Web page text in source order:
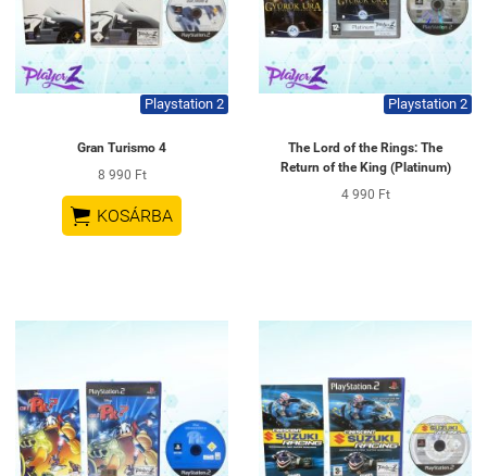
Playstation 2
Gran Turismo 4
8 990 Ft
 KOSÁRBA
Playstation 2
The Lord of the Rings: The
Return of the King (Platinum)
4 990 Ft